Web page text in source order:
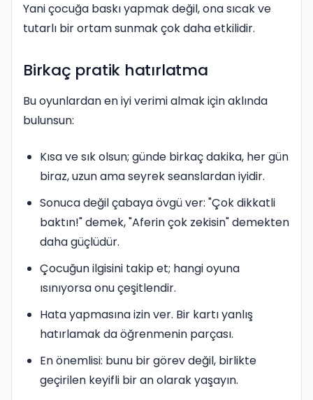
Yani çocuğa baskı yapmak değil, ona sıcak ve
tutarlı bir ortam sunmak çok daha etkilidir.
Birkaç pratik hatırlatma
Bu oyunlardan en iyi verimi almak için aklında
bulunsun:
Kısa ve sık olsun; günde birkaç dakika, her gün
biraz, uzun ama seyrek seanslardan iyidir.
Sonuca değil çabaya övgü ver: "Çok dikkatli
baktın!" demek, "Aferin çok zekisin" demekten
daha güçlüdür.
Çocuğun ilgisini takip et; hangi oyuna
ısınıyorsa onu çeşitlendir.
Hata yapmasına izin ver. Bir kartı yanlış
hatırlamak da öğrenmenin parçası.
En önemlisi: bunu bir görev değil, birlikte
geçirilen keyifli bir an olarak yaşayın.